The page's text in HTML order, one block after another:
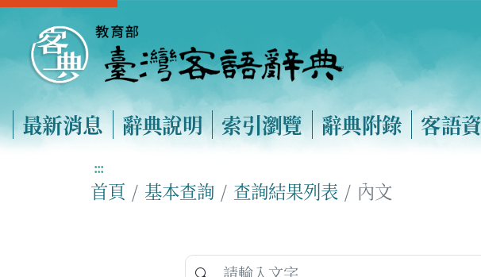
最新消息 辭典說明 索引瀏覽 辭典附錄 客語
:::
首頁 基本查詢 查詢結果列表 內文